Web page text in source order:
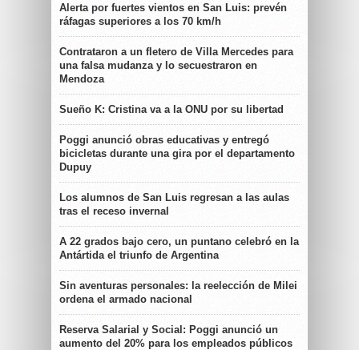
Alerta por fuertes vientos en San Luis: prevén
ráfagas superiores a los 70 km/h
Contrataron a un fletero de Villa Mercedes para
una falsa mudanza y lo secuestraron en
Mendoza
Sueño K: Cristina va a la ONU por su libertad
Poggi anunció obras educativas y entregó
bicicletas durante una gira por el departamento
Dupuy
Los alumnos de San Luis regresan a las aulas
tras el receso invernal
A 22 grados bajo cero, un puntano celebró en la
Antártida el triunfo de Argentina
Sin aventuras personales: la reelección de Milei
ordena el armado nacional
Reserva Salarial y Social: Poggi anunció un
aumento del 20% para los empleados públicos